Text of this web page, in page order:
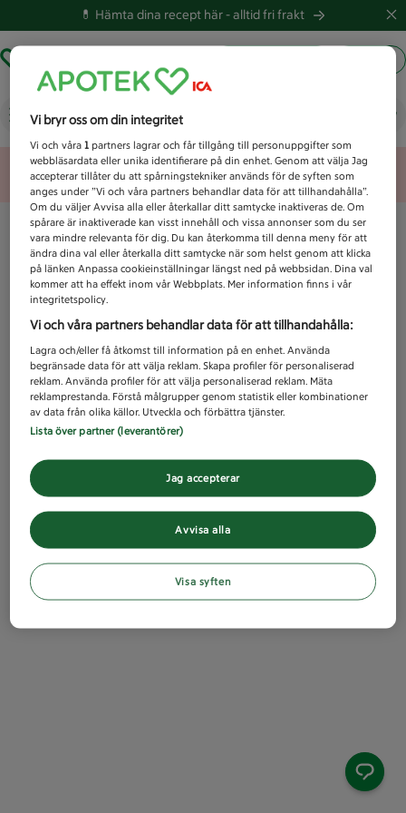
💊 Hämta dina recept här -alltid fri frakt
Vad letar du efter idag?
Unknown error
Vi bryr oss om din integritet
Vi och våra1 partners lagrar och får tillgång till personuppgifter som
webbläsardata eller unika identifierare på din enhet. Genom att välja Jag
accepterar tillåter du att spårningstekniker används för de syften som
anges under ”Vi och våra partners behandlar data för att tillhandahålla”.
Om du väljer Avvisa alla eller återkallar ditt samtycke inaktiveras de. Om
spårare är inaktiverade kan visst innehåll och vissa annonser som du ser
vara mindre relevanta för dig. Du kan återkomma till denna meny för att
ändra dina val eller återkalla ditt samtycke när som helst genom att klicka
på länken Anpassa cookieinställningar längst ned på webbsidan. Dina val
kommer att ha effekt inom vår Webbplats. Mer information finns i vår
integritetspolicy.
Vi och våra partners behandlar data för att tillhandahålla:
Lagra och/eller få åtkomst till information på en enhet. Använda
begränsade data för att välja reklam. Skapa profiler för personaliserad
reklam. Använda profiler för att välja personaliserad reklam. Mäta
reklamprestanda. Förstå målgrupper genom statistik eller kombinationer
av data från olika källor. Utveckla och förbättra tjänster.
Lista över partner (leverantörer)
Avvisa alla
Jag accepterar
Visa syften